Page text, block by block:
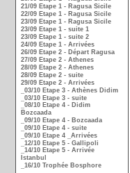
21/09 Etape 1 - Ragusa Sicile
22/09 Etape 1 - Ragusa Sicile
23/09 Etape 1 - Ragusa Sicile
23/09 Etape 1 - suite 1
23/09 Etape 1 - suite 2
24/09 Etape 1 - Arrivées
26/09 Etape 2 - Départ Ragusa
27/09 Etape 2 - Athenes
28/09 Etape 2 - Athenes
28/09 Etape 2 - suite
29/09 Etape 2 - Arrivées
_03/10 Etape 3 - Athènes Didim
_03/10 Etape 3 - suite
_08/10 Etape 4 - Didim
Bozcaada
_09/10 Etape 4 - Bozcaada
_09/10 Etape 4 - suite
_09/10 Etape 4 _Arrivées
_12/10 Etape 5 - Gallipoli
_14/10 Etape 5 - Arrivée
Istanbul
_16/10 Trophée Bosphore